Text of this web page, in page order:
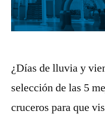
¿Días de lluvia y
selección de las 5
cruceros para que